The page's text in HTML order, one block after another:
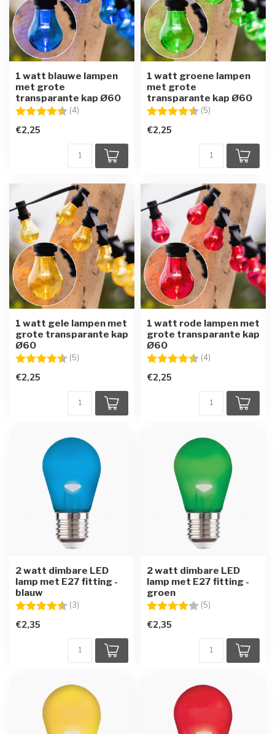
1 watt blauwe lampen
met grote
transparante kap Ø60
Beoordeling: (4)
€2,25
1 watt groene lampen
met grote
transparante kap Ø60
Beoordeling: (5)
€2,25
1 watt gele lampen met
grote transparante kap
Ø60
Beoordeling: (5)
€2,25
1 watt rode lampen met
grote transparante kap
Ø60
Beoordeling: (4)
€2,25
2 watt dimbare LED
lamp met E27 fitting -
blauw
Beoordeling: (3)
€2,35
2 watt dimbare LED
lamp met E27 fitting -
groen
Beoordeling: (5)
€2,35